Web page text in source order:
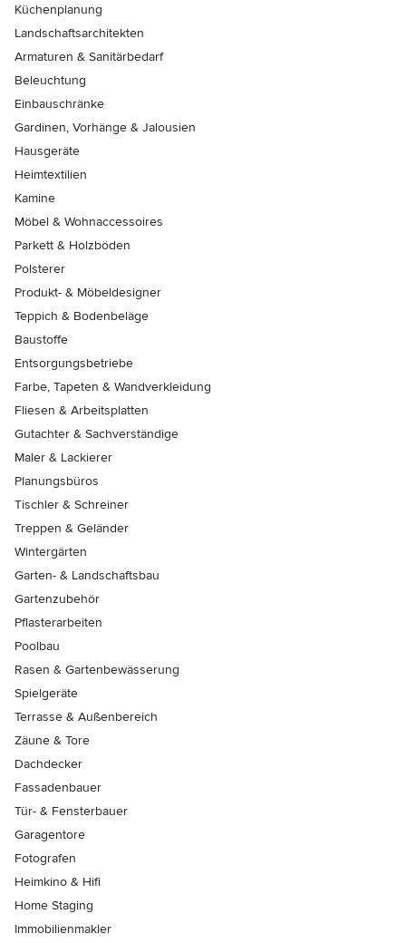
Küchenplanung
Landschaftsarchitekten
Armaturen & Sanitärbedarf
Beleuchtung
Einbauschränke
Gardinen, Vorhänge & Jalousien
Hausgeräte
Heimtextilien
Kamine
Möbel & Wohnaccessoires
Parkett & Holzböden
Polsterer
Produkt- & Möbeldesigner
Teppich & Bodenbeläge
Baustoffe
Entsorgungsbetriebe
Farbe, Tapeten & Wandverkleidung
Fliesen & Arbeitsplatten
Gutachter & Sachverständige
Maler & Lackierer
Planungsbüros
Tischler & Schreiner
Treppen & Geländer
Wintergärten
Garten- & Landschaftsbau
Gartenzubehör
Pflasterarbeiten
Poolbau
Rasen & Gartenbewässerung
Spielgeräte
Terrasse & Außenbereich
Zäune & Tore
Dachdecker
Fassadenbauer
Tür- & Fensterbauer
Garagentore
Fotografen
Heimkino & Hifi
Home Staging
Immobilienmakler